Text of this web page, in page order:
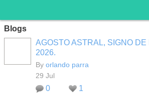
Blogs
AGOSTO ASTRAL, SIGNO
2026.
By orlando parra
29 Jul
0 1